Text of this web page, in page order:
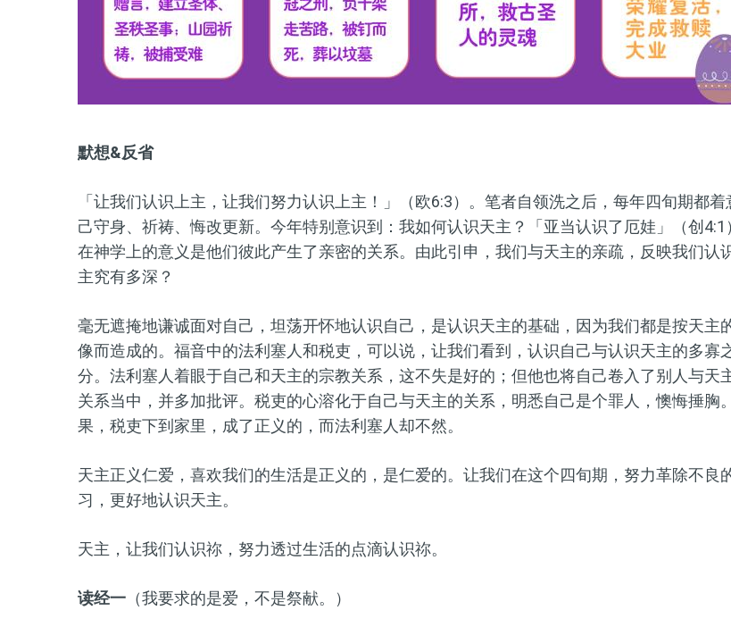
默想&反省
「让我们认识上主，让我们努力认识上主！」（欧6:3）。笔者自领洗之后，每年四旬期都着
己守身、祈祷、悔改更新。今年特别意识到：我如何认识天主？「亚当认识了厄娃」（创4:1
在神学上的意义是他们彼此产生了亲密的关系。由此引申，我们与天主的亲疏，反映我们认
主究有多深？
毫无遮掩地谦诚面对自己，坦荡开怀地认识自己，是认识天主的基础，因为我们都是按天主
像而造成的。福音中的法利塞人和税吏，可以说，让我们看到，认识自己与认识天主的多寡
分。法利塞人着眼于自己和天主的宗教关系，这不失是好的；但他也将自己卷入了别人与天
关系当中，并多加批评。税吏的心溶化于自己与天主的关系，明悉自己是个罪人，懊悔捶胸
果，税吏下到家里，成了正义的，而法利塞人却不然。
天主正义仁爱，喜欢我们的生活是正义的，是仁爱的。让我们在这个四旬期，努力革除不良
习，更好地认识天主。
天主，让我们认识祢，努力透过生活的点滴认识祢。
读经一 （我要求的是爱，不是祭献。）